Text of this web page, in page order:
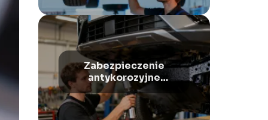
Zabezpieczenie
antykorozyjne
podwozia – jak
wykonać krok po
kroku?